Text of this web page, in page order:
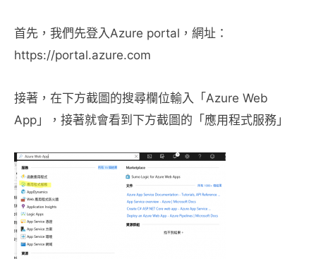
首先，我們先登入Azure portal，網址：
https://portal.azure.com
接著，在下方截圖的搜尋欄位輸入「Azure Web
App」，接著就會看到下方截圖的「應用程式服務」